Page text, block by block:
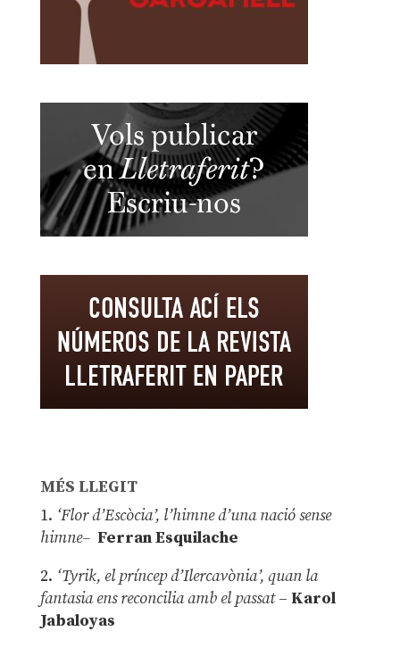
MÉS LLEGIT
1. ‘Flor d’Escòcia’, l’himne d’una nació sense
himne– Ferran Esquilache
2. ‘Tyrik, el príncep d’Ilercavònia’, quan la
fantasia ens reconcilia amb el passat– Karol
Jabaloyas